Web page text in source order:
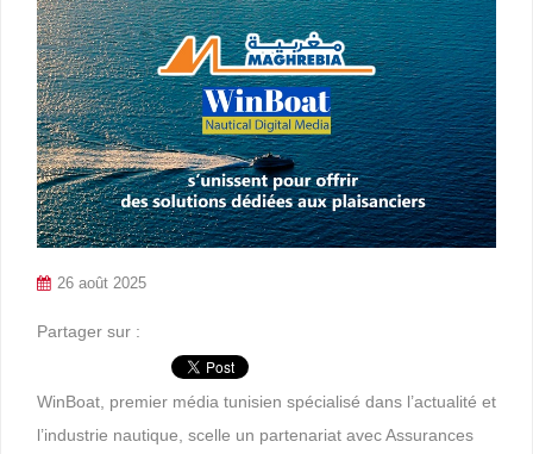
26 août 2025
Partager sur :
WinBoat, premier média tunisien spécialisé dans l’actualité et
l’industrie nautique, scelle un partenariat avec Assurances